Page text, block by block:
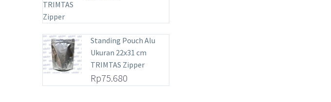
Standing Pouch Alu
Ukuran 22x31 cm
TRIMTAS Zipper
Rp75.680